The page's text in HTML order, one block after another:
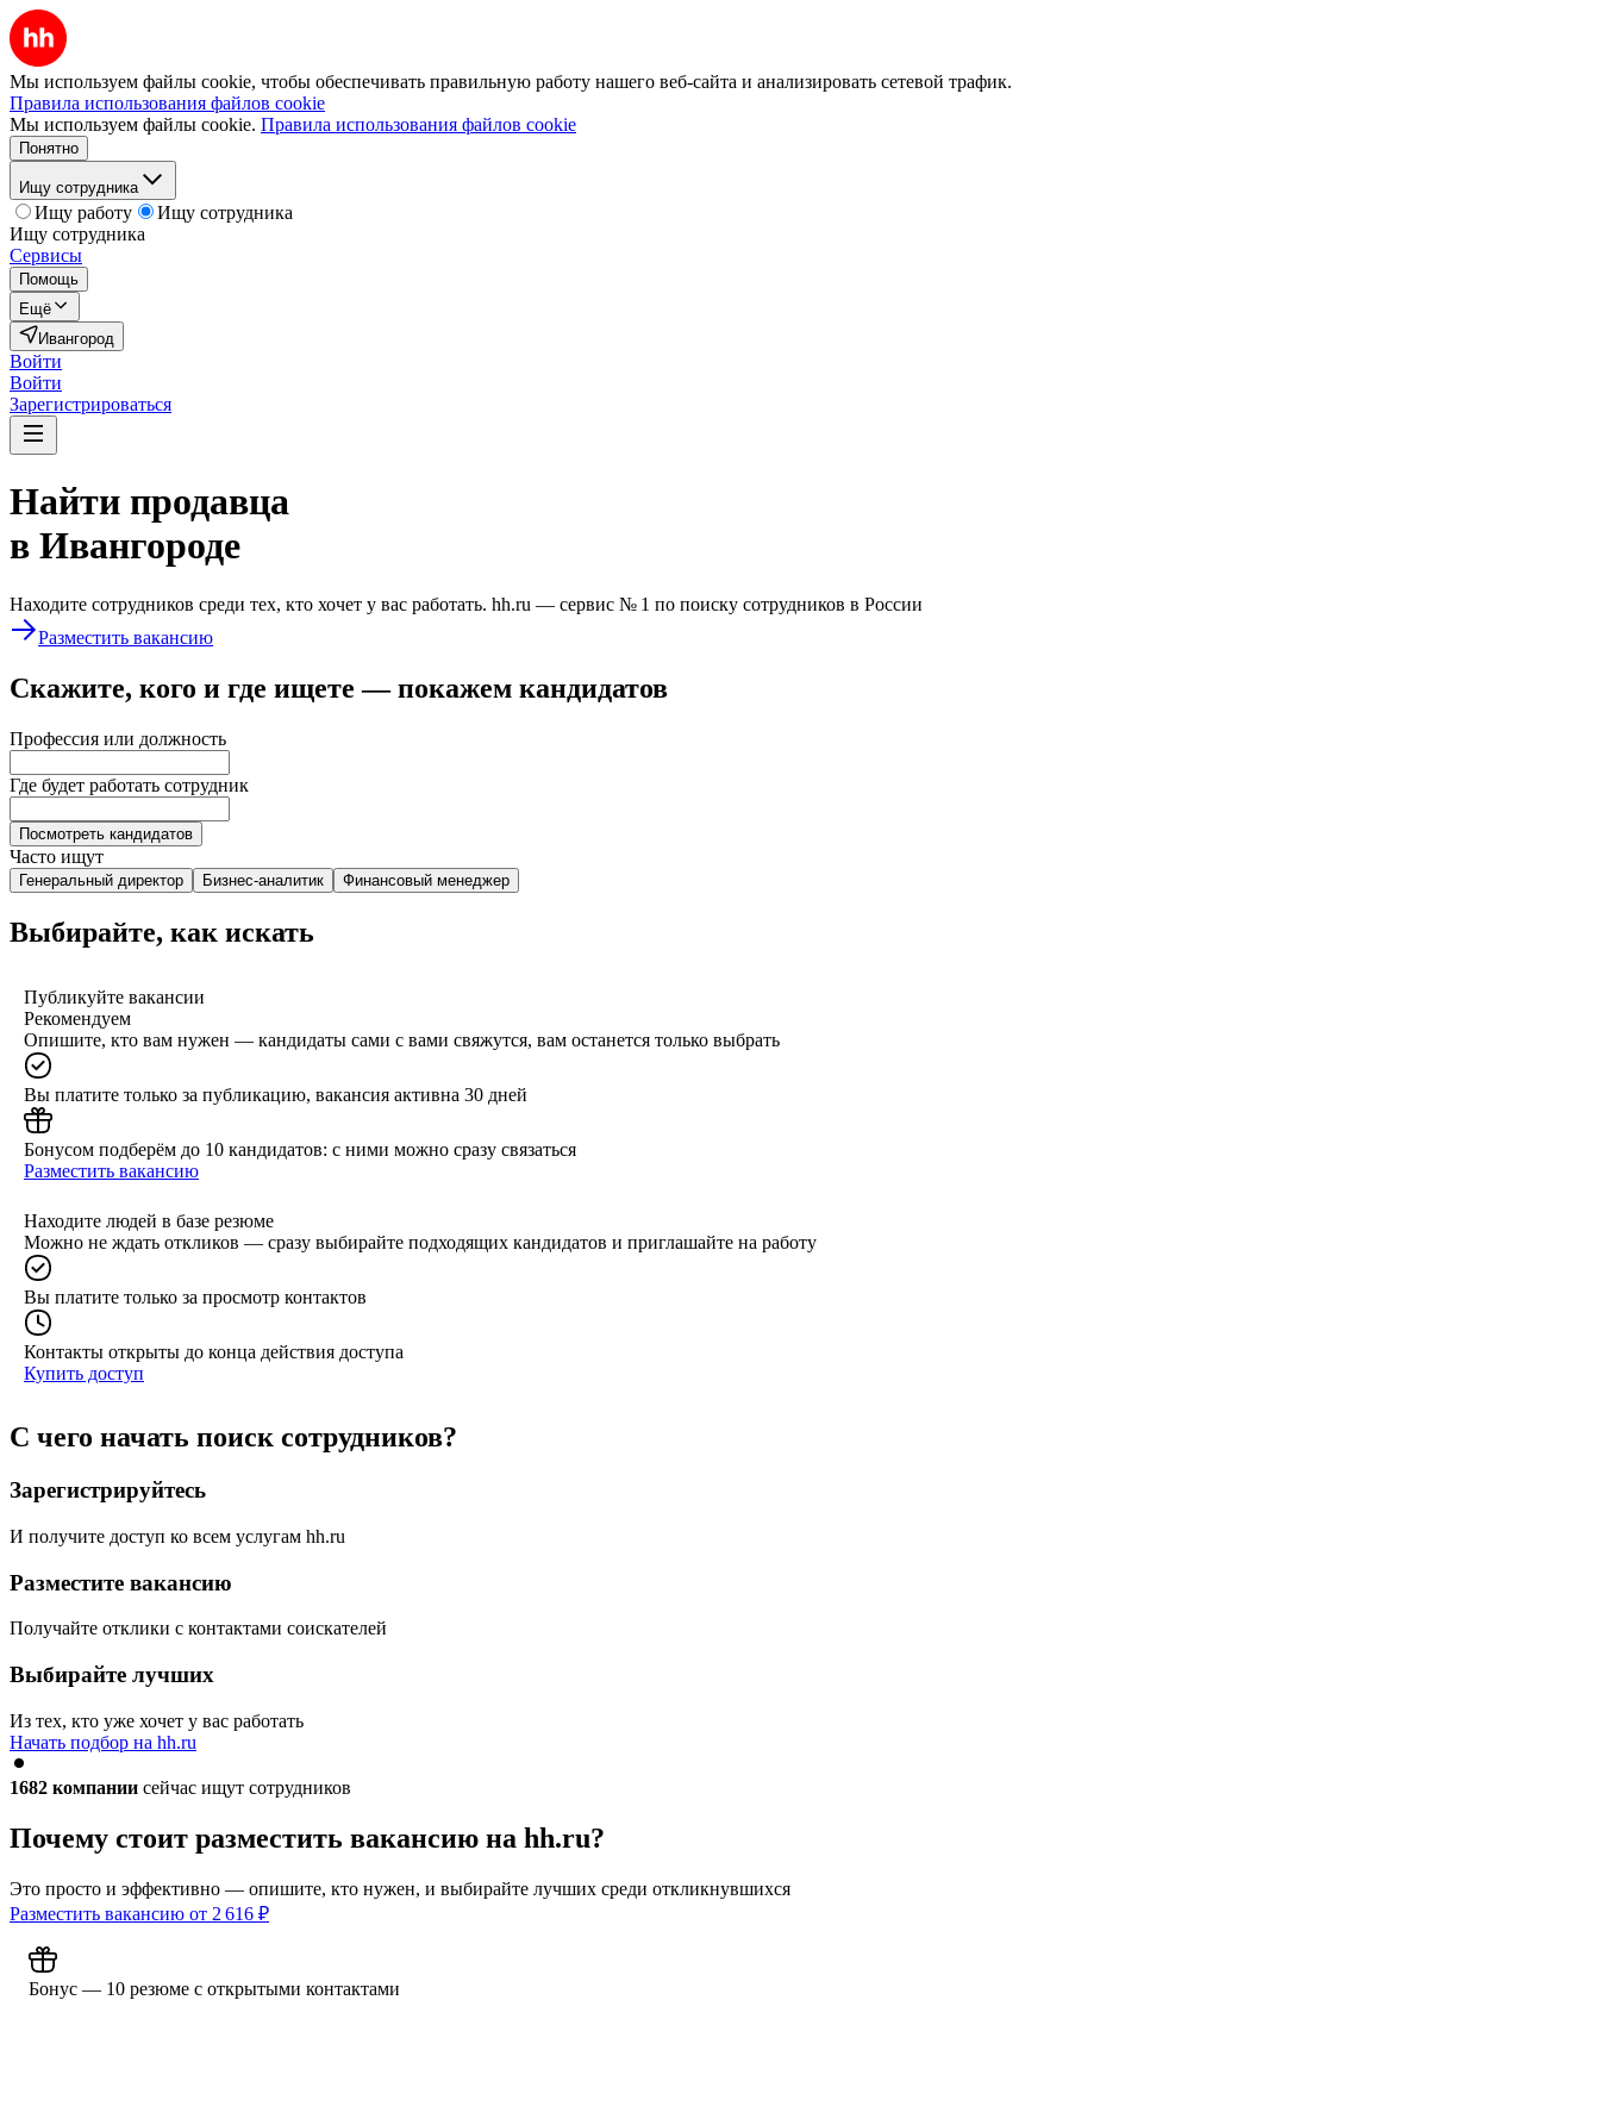
Мы используем файлы cookie, чтобы обеспечивать правильную работу нашего веб-сайта и анализировать сетевой трафик.
Правила использования файлов cookie
Мы используем файлы cookie. Правила использования файлов cookie
Понятно
Ищу сотрудника
Ищу работу
Ищу сотрудника
Ищу сотрудника
Сервисы
Помощь
Ещё
Ивангород
Войти
Войти
Зарегистрироваться
Найти продавца
в Ивангороде
Находите сотрудников среди тех, кто хочет у вас работать. hh.ru — сервис № 1 по поиску сотрудников в России
Разместить вакансию
Скажите, кого и где ищете — покажем кандидатов
Профессия или должность
Где будет работать сотрудник
Посмотреть кандидатов
Часто ищут
Генеральный директор Бизнес-аналитик Финансовый менеджер
Выбирайте, как искать
Публикуйте вакансии
Рекомендуем
Опишите, кто вам нужен — кандидаты сами с вами свяжутся, вам останется только выбрать
Вы платите только за публикацию, вакансия активна 30 дней
Бонусом подберём до 10 кандидатов: с ними можно сразу связаться
Разместить вакансию
Находите людей в базе резюме
Можно не ждать откликов — сразу выбирайте подходящих кандидатов и приглашайте на работу
Вы платите только за просмотр контактов
Контакты открыты до конца действия доступа
Купить доступ
С чего начать поиск сотрудников?
Зарегистрируйтесь
И получите доступ ко всем услугам hh.ru
Разместите вакансию
Получайте отклики с контактами соискателей
Выбирайте лучших
Из тех, кто уже хочет у вас работать
Начать подбор на hh.ru
1682 компании сейчас ищут сотрудников
Почему стоит разместить вакансию на hh.ru?
Это просто и эффективно — опишите, кто нужен, и выбирайте лучших среди откликнувшихся
Разместить вакансию от 2 616 ₽
Бонус — 10 резюме с открытыми контактами